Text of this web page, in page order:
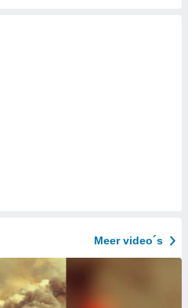
Meer video´s